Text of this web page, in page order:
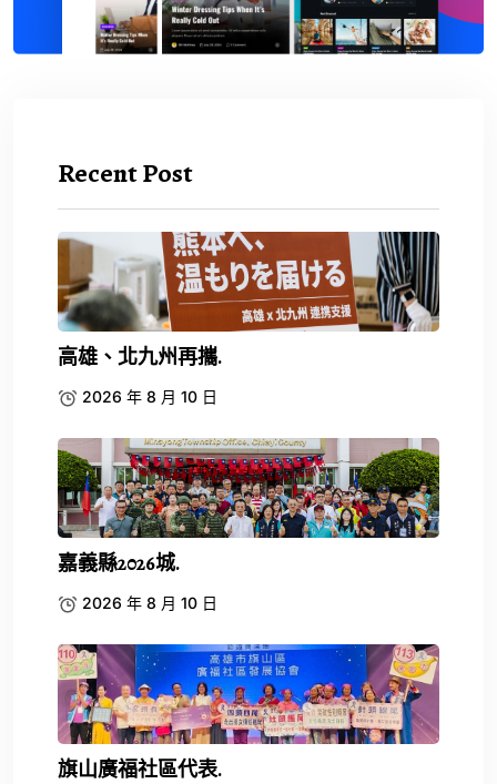
Recent Post
高雄、北九州再攜.
2026 年 8 月 10 日
嘉義縣2026城.
2026 年 8 月 10 日
旗山廣福社區代表.